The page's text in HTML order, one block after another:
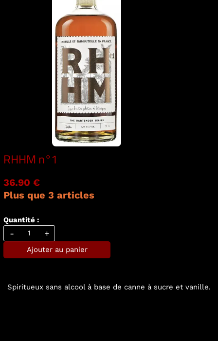
RHHM n°1
36.90 €
Plus que 3 articles
Quantité :
- +
Ajouter au panier
Spiritueux sans alcool à base de canne à sucre et vanille.